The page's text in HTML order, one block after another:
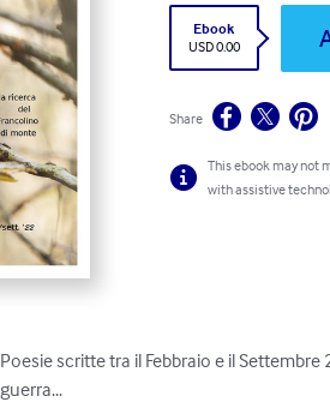
Ebook
USD 0.00
Share
This ebook may not
with assistive
Poesie scritte tra il Febbraio e il
guerra...